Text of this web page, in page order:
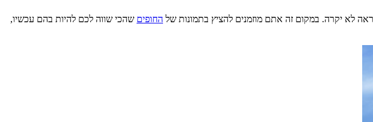
לא יקרה. במקום זה אתם מוזמנים להציץ בתמונות של החופים שהכי שווה לכם להיות בהם עכשיו,